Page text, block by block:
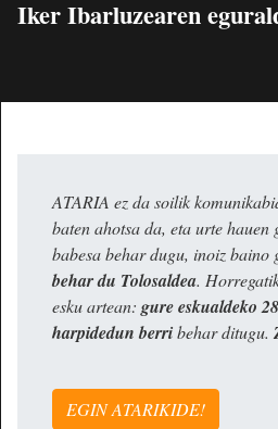
Iker Ibarluzearen
ATARIA ez da soilik
baten ahotsa da, eta urte hauen
babesa behar dugu, inoiz baino
behar du Tolosaldea.
esku artean: gure eskualdeko
harpidedun berribehar ditugu.
EGIN ATARIKIDE!